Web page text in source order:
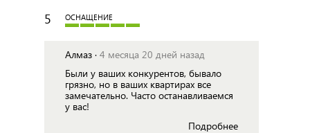
5 ОСНАЩЕНИЕ
Алмаз · 4 месяца 20 дней назад
Были у ваших конкурентов, бывало
грязно, но в ваших квартирах все
замечательно. Часто останавливаемся
у вас!
Подробнее